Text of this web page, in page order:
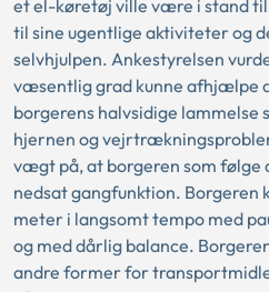
et el-køretøj ville være i stand
til sine ugentlige aktiviteter og
selvhjulpen. Ankestyrelsen
væsentlig grad kunne afhjælpe
borgerens halvsidige lammelse
hjernen og
vægt på, at borgeren som følge
nedsat gangfunktion. Borgeren
meter i langsomt tempo med
og med dårlig balance.
andre former for